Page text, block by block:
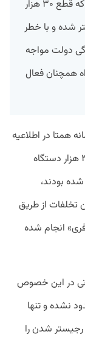
رئیس اتحادیه دستگاه‌های مخابراتی خبر داد که قطع ۳۰ هزار
شده‌ و با خطر
دولت مواجه
همچنان فعال
ماه سامانه همتا در اطلاعیه
ای خبر داد که از ۴ الی ۲۸ شهریور ماه بیش از ۳۰ هزار دستگاه
بودند،
از طریق
انجام شده
در این خصوص
مسدود نشده و تنها
شدن را